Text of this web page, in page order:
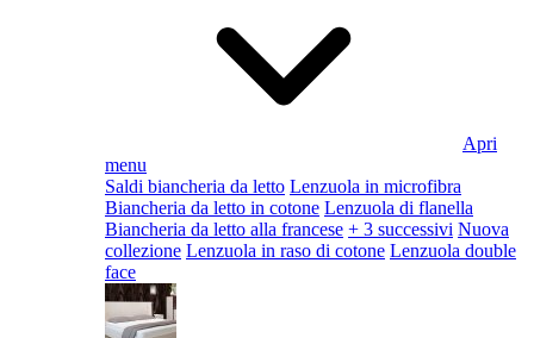
Apri
menu
Saldi biancheria da letto Lenzuola in microfibra
Biancheria da letto in cotone Lenzuola di flanella
Biancheria da letto alla francese + 3 successivi Nuova
collezione Lenzuola in raso di cotone Lenzuola double
face